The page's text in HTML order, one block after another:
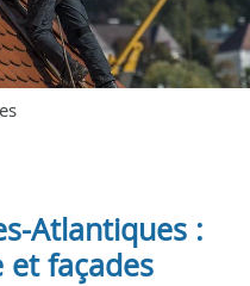
Atlantiques :
façades